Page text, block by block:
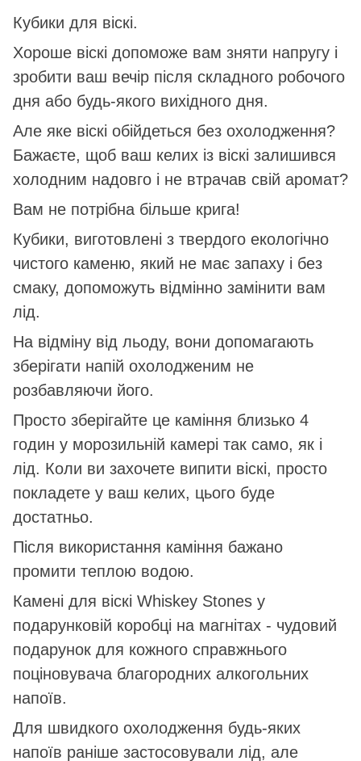
Кубики для віскі.
Хороше віскі допоможе вам зняти напругу і
зробити ваш вечір після складного робочого
дня або будь-якого вихідного дня.
Але яке віскі обійдеться без охолодження?
Бажаєте, щоб ваш келих із віскі залишився
холодним надовго і не втрачав свій аромат?
Вам не потрібна більше крига!
Кубики, виготовлені з твердого екологічно
чистого каменю, який не має запаху і без
смаку, допоможуть відмінно замінити вам
лід.
На відміну від льоду, вони допомагають
зберігати напій охолодженим не
розбавляючи його.
Просто зберігайте це каміння близько 4
годин у морозильній камері так само, як і
лід. Коли ви захочете випити віскі, просто
покладете у ваш келих, цього буде
достатньо.
Після використання каміння бажано
промити теплою водою.
Камені для віскі Whiskey Stones у
подарунковій коробці на магнітах - чудовий
подарунок для кожного справжнього
поціновувача благородних алкогольних
напоїв.
Для швидкого охолодження будь-яких
напоїв раніше застосовували лід, але